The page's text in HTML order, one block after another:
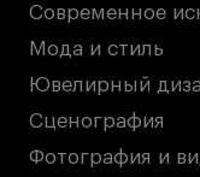
Современное
Мода и стиль
Ювелирный
Сценография
Фотография и